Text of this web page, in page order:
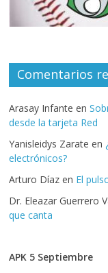
Comentarios
Arasay Infante en
desde la tarjeta Red
Yanisleidys Zarate en
electrónicos?
Arturo Díaz en El
Dr. Eleazar Guerrero
que canta
APK 5 Septiembre